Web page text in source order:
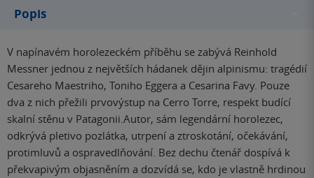
Popis
V napínavém horolezeckém příběhu se zabývá Reinhold
Messner jednou z největších hádanek dějin alpinismu: tragédií
Cesareho Maestriho, Toniho Eggera a Cesarina Favy. Pouze
dva z nich přežili prvovýstup na Cerro Torre, respekt budící
skalní stěnu v Patagonii.Autor, sám legendární horolezec,
odkrývá pletivo pozlátka, utrpení a ztroskotání, očekávání,
protimluvů a ospravedlňování. Bez dechu čtenář dospívá k
překvapivým objasněním a dozvídá se, kdo je vlastně hrdinou